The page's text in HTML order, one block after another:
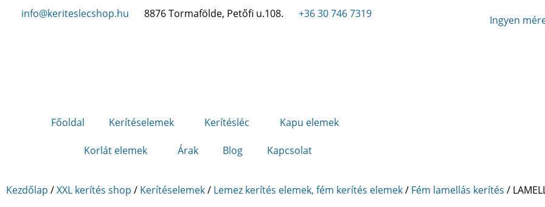
info@keriteslecshop.hu 8876 Tormafölde, Petőfi u.108. +36 30 746 7319 Ingyen
Főoldal Kerítéselemek Kerítésléc Kapu elemek
Korlát elemek Árak Blog Kapcsolat
Kezdőlap /XXL kerítés shop / Kerítéselemek/ Lemez kerítés elemek, fém kerítés elemek/ Fém lamellás kerítés /